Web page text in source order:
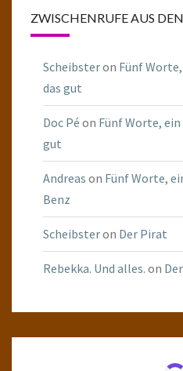
ZWISCHENRUFE AUS
Scheibsteron Fünf
das gut
Doc Pé on Fünf Worte, ein
gut
Andreas on Fünf Worte,
Benz
Scheibsteron Der Pirat
Rebekka. Und alles. on